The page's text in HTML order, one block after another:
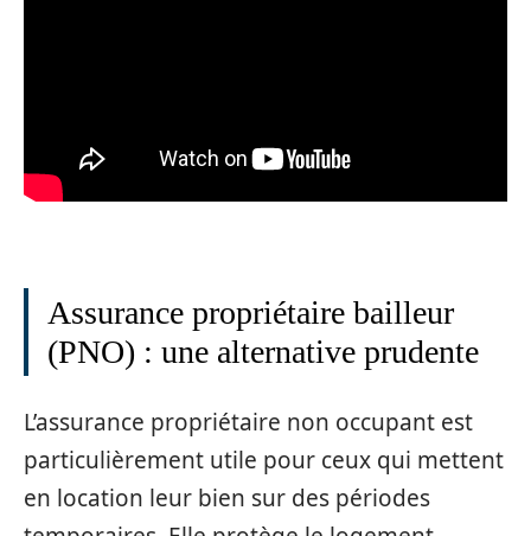
Assurance propriétaire bailleur
(PNO) : une alternative prudente
L’assurance propriétaire non occupant est
particulièrement utile pour ceux qui mettent
en location leur bien sur des périodes